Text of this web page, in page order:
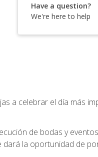
Have a question?
We're here to help
a celebrar el día más
de bodas y
la oportunidad de